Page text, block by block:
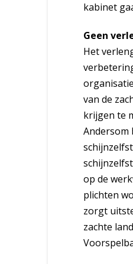
kabinet
Geen
Het
van de
krijgen te
Andersom
op de
plichten
zorgt
zachte